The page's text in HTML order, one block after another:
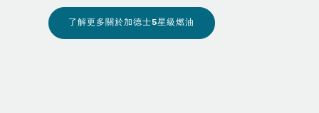
了解更多關於加德士5星級燃油